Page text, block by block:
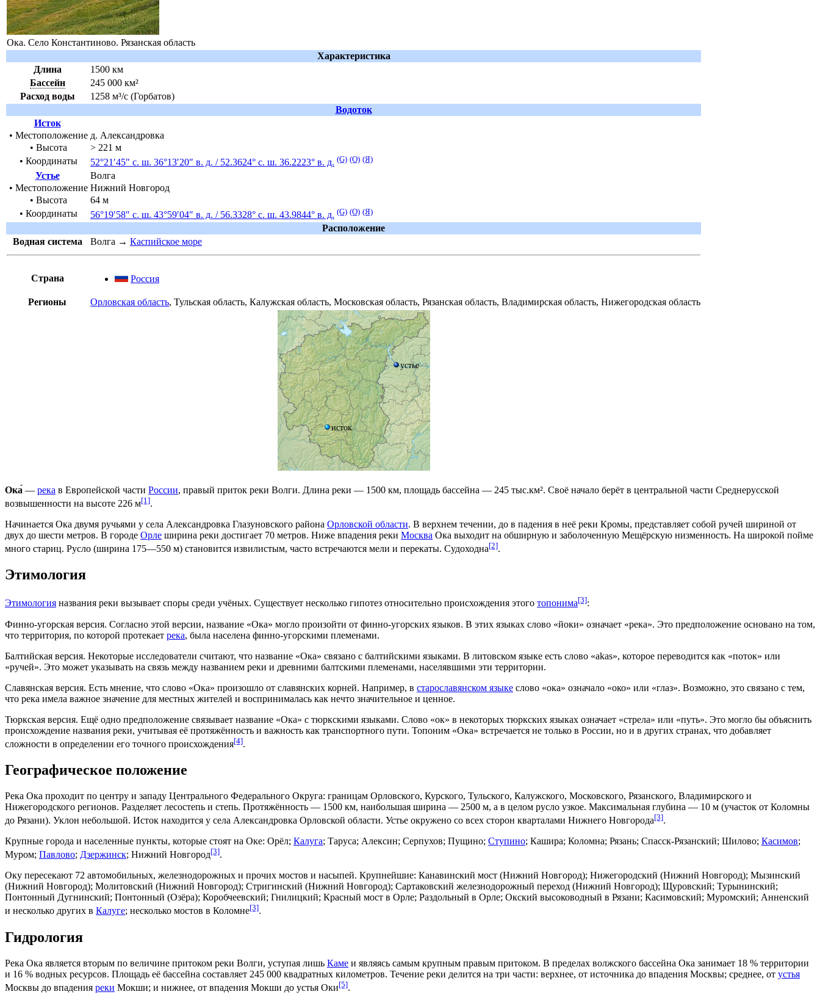
Ока. Село Константиново. Рязанская область
Характеристика
Длина
1500 км
Бассейн
245 000 км²
Расход воды
1258 м³/с (Горбатов)
Водоток
Исток
• Местоположение д. Александровка
• Высота
> 221 м
• Координаты 52°21′45″ с. ш. 36°13′20″ в. д. / 52.3624° с. ш. 36.2223° в. д. (G) (O) (Я)
Устье
Волга
• Местоположение Нижний Новгород
• Высота
64 м
• Координаты 56°19′58″ с. ш. 43°59′04″ в. д. / 56.3328° с. ш. 43.9844° в. д. (G) (O) (Я)
Расположение
Водная система
Волга → Каспийское море
Страна Россия
Регионы Орловская область, Тульская область, Калужская область, Московская область, Рязанская область, Владимирская область, Нижегородская область
исток
устье
Ока́ — река в Европейской части России, правый приток реки Волги. Длина реки — 1500 км, площадь бассейна — 245 тыс.км². Своё начало берёт в центральной части Среднерусской
возвышенности на высоте 226 м[1].
Начинается Ока двумя ручьями у села Александровка Глазуновского района Орловской области. В верхнем течении, до в падения в неё реки Кромы, представляет собой ручей шириной от
двух до шести метров. В городе Орле ширина реки достигает 70 метров. Ниже впадения реки Москва Ока выходит на обширную и заболоченную Мещёрскую низменность. На широкой пойме
много стариц. Русло (ширина 175—550 м) становится извилистым, часто встречаются мели и перекаты. Судоходна[2].
Этимология
Этимология названия реки вызывает споры среди учёных. Существует несколько гипотез относительно происхождения этого топонима[3]:
Финно-угорская версия. Согласно этой версии, название «Ока» могло произойти от финно-угорских языков. В этих языках слово «йоки» означает «река». Это предположение основано на том,
что территория, по которой протекает река, была населена финно-угорскими племенами.
Балтийская версия. Некоторые исследователи считают, что название «Ока» связано с балтийскими языками. В литовском языке есть слово «akas», которое переводится как «поток» или
«ручей». Это может указывать на связь между названием реки и древними балтскими племенами, населявшими эти территории.
Славянская версия. Есть мнение, что слово «Ока» произошло от славянских корней. Например, в старославянском языке слово «ока» означало «око» или «глаз». Возможно, это связано с тем,
что река имела важное значение для местных жителей и воспринималась как нечто значительное и ценное.
Тюркская версия. Ещё одно предположение связывает название «Ока» с тюркскими языками. Слово «ок» в некоторых тюркских языках означает «стрела» или «путь». Это могло бы объяснить
происхождение названия реки, учитывая её протяжённость и важность как транспортного пути. Топоним «Ока» встречается не только в России, но и в других странах, что добавляет
сложности в определении его точного происхождения[4].
Географическое положение
Река Ока проходит по центру и западу Центрального Федерального Округа: границам Орловского, Курского, Тульского, Калужского, Московского, Рязанского, Владимирского и
Нижегородского регионов. Разделяет лесостепь и степь. Протяжённость — 1500 км, наибольшая ширина — 2500 м, а в целом русло узкое. Максимальная глубина — 10 м (участок от Коломны
до Рязани). Уклон небольшой. Исток находится у села Александровка Орловской области. Устье окружено со всех сторон кварталами Нижнего Новгорода[3].
Крупные города и населенные пункты, которые стоят на Оке: Орёл; Калуга; Таруса; Алексин; Серпухов; Пущино; Ступино; Кашира; Коломна; Рязань; Спасск-Рязанский; Шилово; Касимов;
Муром; Павлово; Дзержинск; Нижний Новгород[3].
Оку пересекают 72 автомобильных, железнодорожных и прочих мостов и насыпей. Крупнейшие: Канавинский мост (Нижний Новгород); Нижегородский (Нижний Новгород); Мызинский
(Нижний Новгород); Молитовский (Нижний Новгород); Стригинский (Нижний Новгород); Сартаковский железнодорожный переход (Нижний Новгород); Щуровский; Турынинский;
Понтонный Дугнинский; Понтонный (Озёра); Коробчеевский; Гнилицкий; Красный мост в Орле; Раздольный в Орле; Окский высоководный в Рязани; Касимовский; Муромский; Анненский
и несколько других в Калуге; несколько мостов в Коломне[3].
Гидрология
Река Ока является вторым по величине притоком реки Волги, уступая лишь Каме и являясь самым крупным правым притоком. В пределах волжского бассейна Ока занимает 18 % территории
и 16 % водных ресурсов. Площадь её бассейна составляет 245 000 квадратных километров. Течение реки делится на три части: верхнее, от источника до впадения Москвы; среднее, от устья
Москвы до впадения реки Мокши; и нижнее, от впадения Мокши до устья Оки[5].